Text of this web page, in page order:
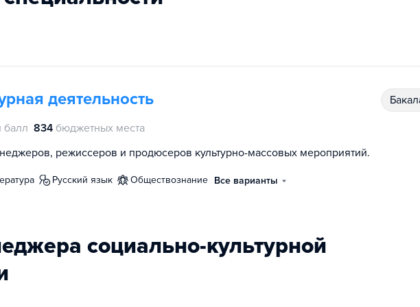
деятельность
балл 834 бюджетных места
режиссеров и продюсеров культурно-массовых мероприятий.
русский язык обществознание Все варианты
социально-культурной